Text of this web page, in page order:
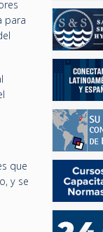
para
que
y se